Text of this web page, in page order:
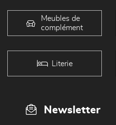
Meubles de
complément
Literie
Newsletter